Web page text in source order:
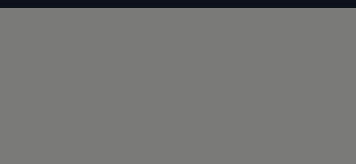
Retirada por seguridad de airbags Takata